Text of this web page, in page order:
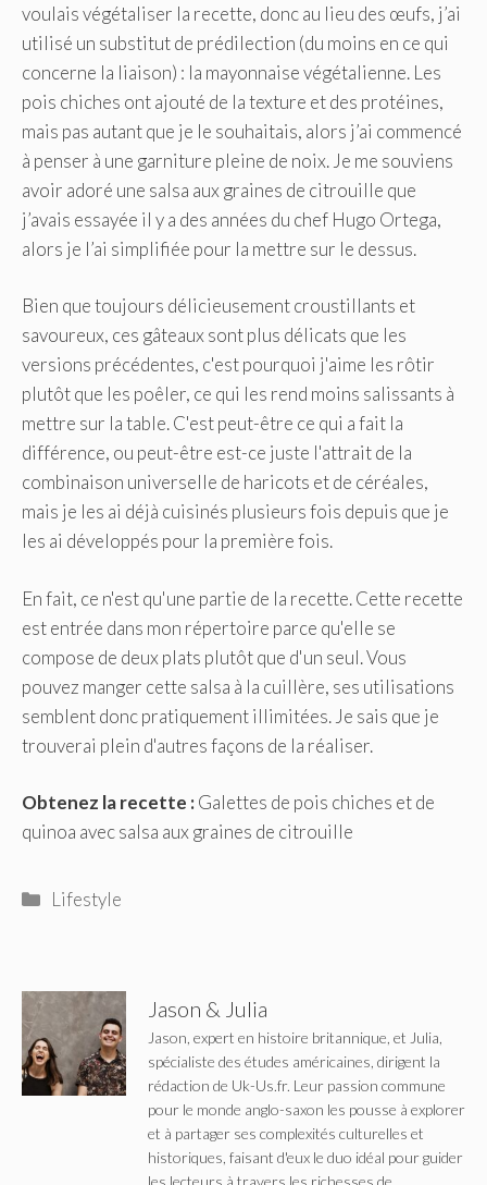
voulais végétaliser la recette, donc au lieu des œufs, j’ai
utilisé un substitut de prédilection (du moins en ce qui
concerne la liaison) : la mayonnaise végétalienne. Les
pois chiches ont ajouté de la texture et des protéines,
mais pas autant que je le souhaitais, alors j’ai commencé
à penser à une garniture pleine de noix. Je me souviens
avoir adoré une salsa aux graines de citrouille que
j’avais essayée il y a des années du chef Hugo Ortega,
alors je l’ai simplifiée pour la mettre sur le dessus.
Bien que toujours délicieusement croustillants et
savoureux, ces gâteaux sont plus délicats que les
versions précédentes, c'est pourquoi j'aime les rôtir
plutôt que les poêler, ce qui les rend moins salissants à
mettre sur la table. C'est peut-être ce qui a fait la
différence, ou peut-être est-ce juste l'attrait de la
combinaison universelle de haricots et de céréales,
mais je les ai déjà cuisinés plusieurs fois depuis que je
les ai développés pour la première fois.
En fait, ce n'est qu'une partie de la recette. Cette recette
est entrée dans mon répertoire parce qu'elle se
compose de deux plats plutôt que d'un seul. Vous
pouvez manger cette salsa à la cuillère, ses utilisations
semblent donc pratiquement illimitées. Je sais que je
trouverai plein d'autres façons de la réaliser.
Obtenez la recette :Galettes de pois chiches et de
quinoa avec salsa aux graines de citrouille
Catégories
Lifestyle
Jason & Julia
Jason, expert en histoire britannique, et Julia,
spécialiste des études américaines, dirigent la
rédaction de Uk-Us.fr. Leur passion commune
pour le monde anglo-saxon les pousse à explorer
et à partager ses complexités culturelles et
historiques, faisant d'eux le duo idéal pour guider